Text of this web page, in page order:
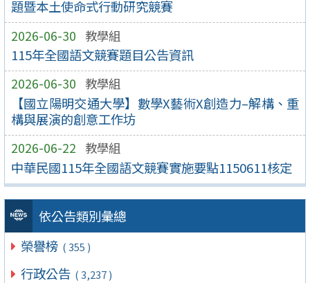
題暨本土使命式行動研究競賽
2026-06-30 教學組
115年全國語文競賽題目公告資訊
2026-06-30 教學組
【國立陽明交通大學】數學X藝術X創造力–解構、重
構與展演的創意工作坊
2026-06-22 教學組
中華民國115年全國語文競賽實施要點1150611核定
依公告類別彙總
榮譽榜 ( 355 )
行政公告 ( 3,237 )